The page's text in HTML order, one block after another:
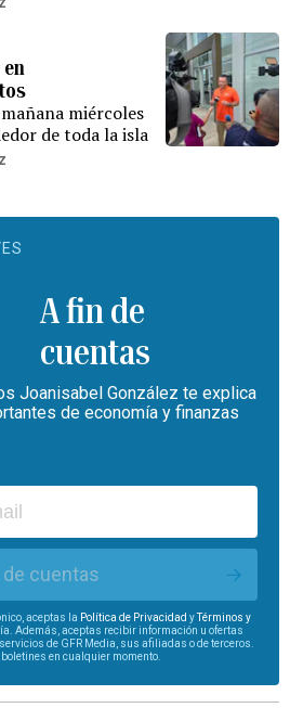
miércoles
de toda la isla
A fin de
cuentas
Joanisabel González te explica
de economía y finanzas
cuentas
aceptas la Política de Privacidad yTérminos y
Además, aceptas recibir información u ofertas
de GFR Media, sus afiliadas o de terceros.
en cualquier momento.